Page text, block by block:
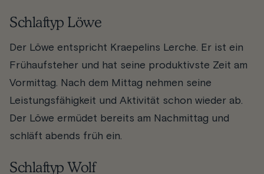
Schlaftyp Löwe
Der Löwe entspricht Kraepelins Lerche. Er ist ein
Frühaufsteher und hat seine produktivste Zeit am
Vormittag. Nach dem Mittag nehmen seine
Leistungsfähigkeit und Aktivität schon wieder ab.
Der Löwe ermüdet bereits am Nachmittag und
schläft abends früh ein.
Schlaftyp Wolf